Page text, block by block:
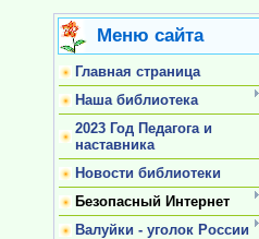
Меню сайта
Главная страница
Наша библиотека
2023 Год Педагога и
наставника
Новости библиотеки
Безопасный Интернет
Валуйки - уголок России